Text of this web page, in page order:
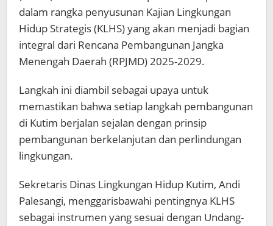
dalam rangka penyusunan Kajian Lingkungan
Hidup Strategis (KLHS) yang akan menjadi bagian
integral dari Rencana Pembangunan Jangka
Menengah Daerah (RPJMD) 2025-2029.
Langkah ini diambil sebagai upaya untuk
memastikan bahwa setiap langkah pembangunan
di Kutim berjalan sejalan dengan prinsip
pembangunan berkelanjutan dan perlindungan
lingkungan.
Sekretaris Dinas Lingkungan Hidup Kutim, Andi
Palesangi, menggarisbawahi pentingnya KLHS
sebagai instrumen yang sesuai dengan Undang-